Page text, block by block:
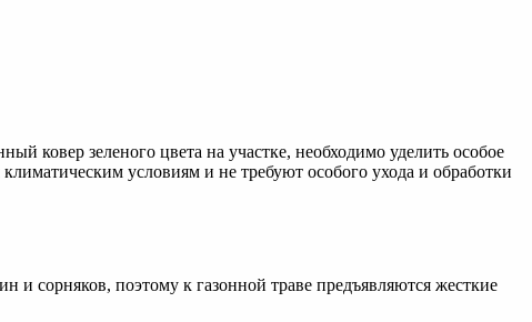
ковер зеленого цвета на участке, необходимо уделить особое
условиям и не требуют особого ухода и обработки
сорняков, поэтому к газонной траве предъявляются жесткие